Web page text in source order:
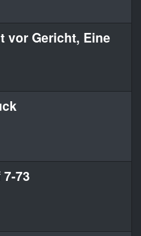
vor Gericht, Eine
73